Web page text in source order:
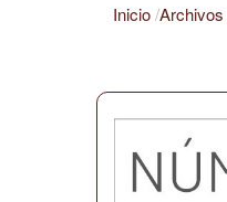
Inicio/Archivos